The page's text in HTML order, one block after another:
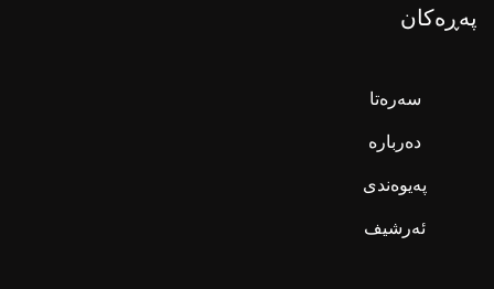
پەڕەکان
سەرەتا
دەربارە
پەیوەندی
ئەرشیف